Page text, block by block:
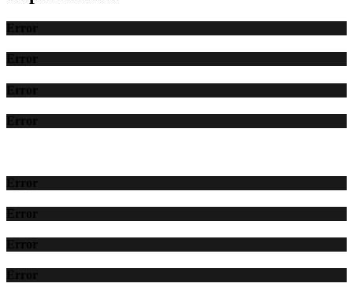
Error
Error
Error
Error
Error
Error
Error
Error